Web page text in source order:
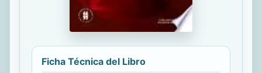
Ficha Técnica del Libro